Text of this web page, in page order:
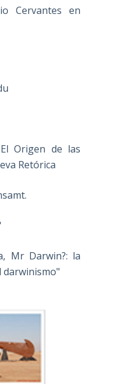
Origen de las
Retórica
Mr Darwin?: la
darwinismo"